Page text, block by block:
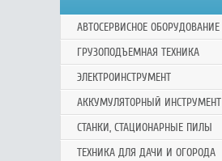
АВТОСЕРВИСНОЕ ОБОРУДОВАНИЕ
ГРУЗОПОДЪЕМНАЯ ТЕХНИКА
ЭЛЕКТРОИНСТРУМЕНТ
АККУМУЛЯТОРНЫЙ ИНСТРУМЕНТ
СТАНКИ, СТАЦИОНАРНЫЕ ПИЛЫ
ТЕХНИКА ДЛЯ ДАЧИ И ОГОРОДА